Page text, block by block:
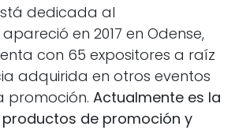
dedicada al
en 2017 en Odense,
con 65 expositores a raíz
adquirida en otros eventos
promoción. Actualmente es la
de promoción y